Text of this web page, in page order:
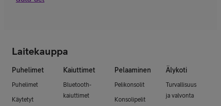
Laitekauppa
Puhelimet
Puhelimet
Käytetyt
Kaiuttimet
Bluetooth-
kaiuttimet
Pelaaminen
Pelikonsolit
Konsolipelit
Älykoti
Turvallisuus
ja valvonta